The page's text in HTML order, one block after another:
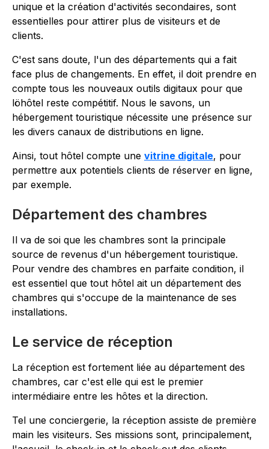
unique et la création d'activités secondaires, sont
essentielles pour attirer plus de visiteurs et de
clients.
C'est sans doute, l'un des départements qui a fait
face plus de changements. En effet, il doit prendre en
compte tous les nouveaux outils digitaux pour que
löhôtel reste compétitif. Nous le savons, un
hébergement touristique nécessite une présence sur
les divers canaux de distributions en ligne.
Ainsi, tout hôtel compte une vitrine digitale, pour
permettre aux potentiels clients de réserver en ligne,
par exemple.
Département des chambres
Il va de soi que les chambres sont la principale
source de revenus d'un hébergement touristique.
Pour vendre des chambres en parfaite condition, il
est essentiel que tout hôtel ait un département des
chambres qui s'occupe de la maintenance de ses
installations.
Le service de réception
La réception est fortement liée au département des
chambres, car c'est elle qui est le premier
intermédiaire entre les hôtes et la direction.
Tel une conciergerie, la réception assiste de première
main les visiteurs. Ses missions sont, principalement,